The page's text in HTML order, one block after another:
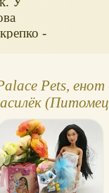
-
Pets, енот
(Питомец
Покахонтас)